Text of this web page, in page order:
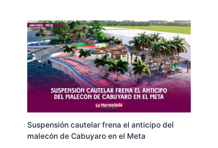
Suspensión cautelar frena el anticipo del
malecón de Cabuyaro en el Meta